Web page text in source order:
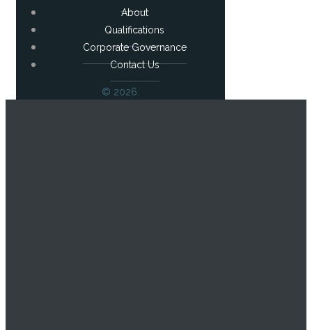
About
Qualifications
Corporate Governance
Contact Us
© 2026.